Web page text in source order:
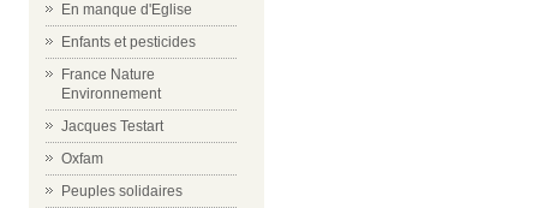
En manque d'Eglise
Enfants et pesticides
France Nature
Environnement
Jacques Testart
Oxfam
Peuples solidaires